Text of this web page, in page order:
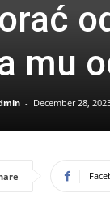
mu
- December 28,